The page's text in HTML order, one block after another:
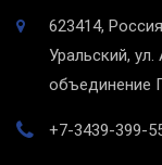
623414,
Уральский,
объединение
+7-3439-399-